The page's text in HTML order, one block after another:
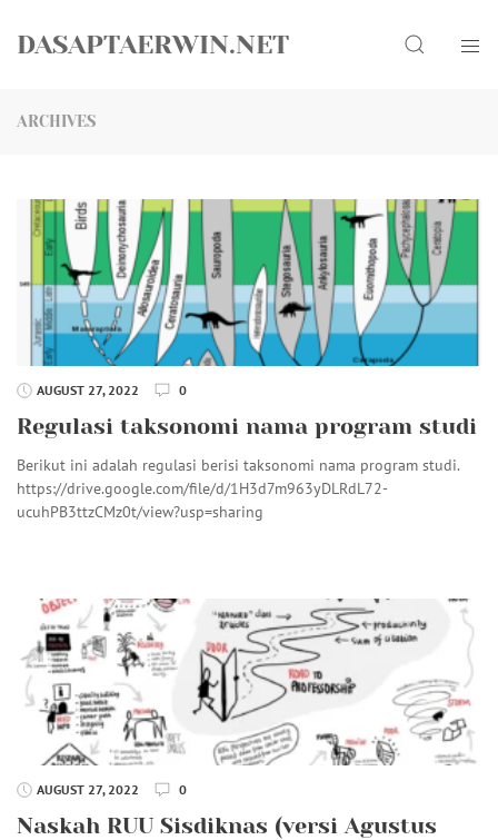
DASAPTAERWIN.NET Search
ARCHIVES
AUGUST 27, 2022 0
Regulasi taksonomi nama program studi
Berikut ini adalah regulasi berisi taksonomi nama program studi.
https://drive.google.com/file/d/1H3d7m963yDLRdL72-
ucuhPB3ttzCMz0t/view?usp=sharing
AUGUST 27, 2022 0
Naskah RUU Sisdiknas (versi Agustus